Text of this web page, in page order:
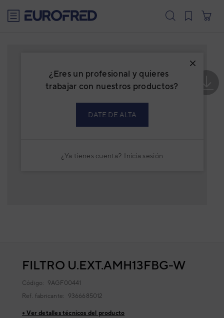
¿Eres un profesional y quieres
trabajar con nuestros productos?
DATE DE ALTA
¿Ya tienes cuenta? Inicia sesión
FILTRO U.EXT.AMH13FBG-W
Código: 9AGF00441
Ref. fabricante: 9366685012
+ Ver detalles técnicos del producto